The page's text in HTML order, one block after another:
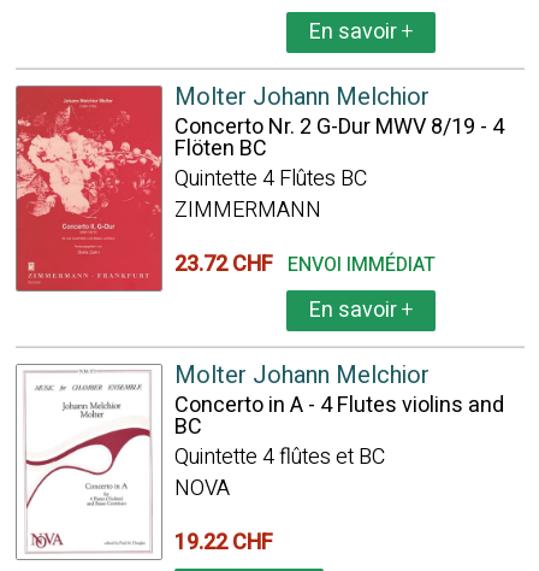
En savoir+
Molter Johann Melchior
Concerto Nr. 2 G-Dur MWV 8/19 - 4
Flöten BC
Quintette 4 Flûtes BC
ZIMMERMANN
23.72 CHF ENVOI IMMÉDIAT
En savoir+
Molter Johann Melchior
Concerto in A - 4 Flutes violins and
BC
Quintette 4 flûtes et BC
NOVA
19.22 CHF